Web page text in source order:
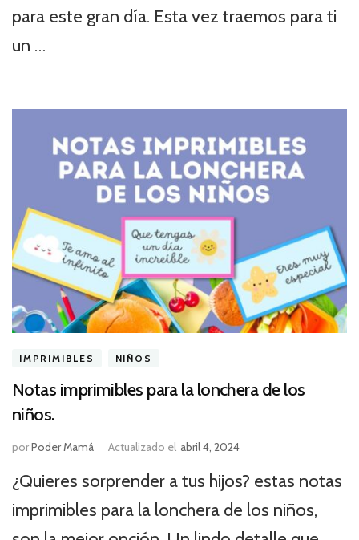
para este gran día. Esta vez traemos para ti
un …
IMPRIMIBLES NIÑOS
Notas imprimibles para la lonchera de los
niños.
porPoder Mamá Actualizado el abril 4, 2024
¿Quieres sorprender a tus hijos? estas notas
imprimibles para la lonchera de los niños,